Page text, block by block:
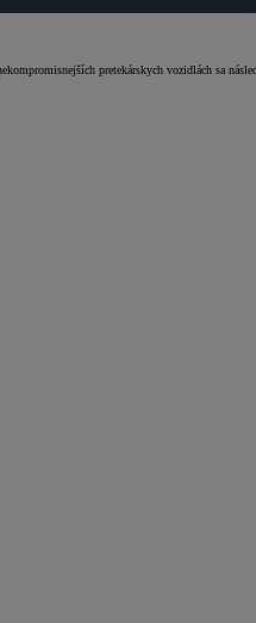
pretekárskych vozidlách sa